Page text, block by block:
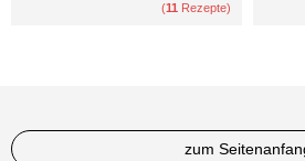
(11 Rezepte)
zum